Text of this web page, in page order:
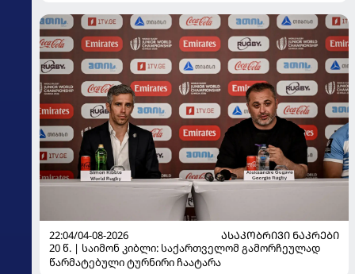
22:04/04-08-2026
ᲐᲡᲐᲙᲝᲑᲠᲘᲕᲘ ᲜᲐᲙᲠᲔᲑᲘ
20 წ. | საიმონ კიბლი: საქართველომ გამორჩეულად
წარმატებული ტურნირი ჩაატარა